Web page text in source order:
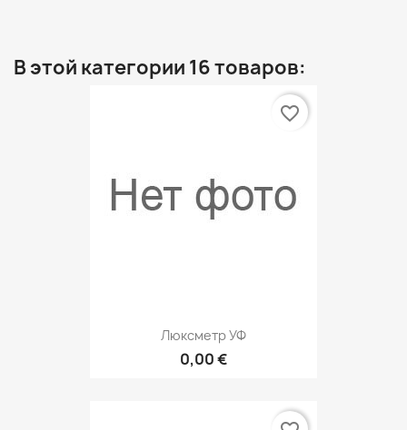
В этой категории 16 товаров:
Люксметр УФ
0,00 €
favorite_border